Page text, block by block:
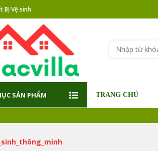
Bị Vệ sinh
SẢN PHẨM TRANG CHỦ